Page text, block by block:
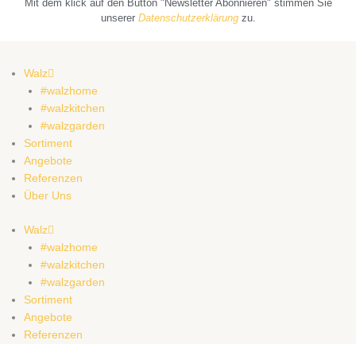
Mit dem klick auf den Button "Newsletter Abonnieren" stimmen Sie
unserer Datenschutzerklärungzu.
Walz
#walzhome
#walzkitchen
#walzgarden
Sortiment
Angebote
Referenzen
Über Uns
Walz
#walzhome
#walzkitchen
#walzgarden
Sortiment
Angebote
Referenzen